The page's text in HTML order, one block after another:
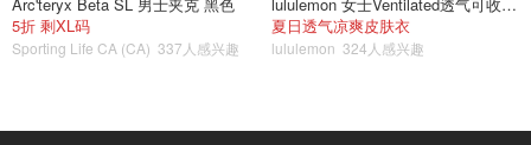
5折 剩XL码
Sporting Life CA (CA) 337人感兴趣
夏日透气凉爽皮肤衣
lululemon 324人感兴趣